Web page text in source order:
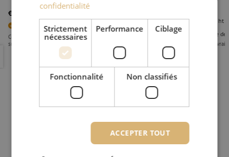
€ 89,11
Articles en stock
Commandé avant 15h00, livré à la première heure le jour ouvrable
suivant
Nettoyeur de connecteurs, 2x1.25mm, SN, Fujikura
ht
En rupture
Délai de
confidentialité
Strictement
nécessaires
Performance Ciblage
Fonctionnalité Non classifiés
ACCEPTER TOUT